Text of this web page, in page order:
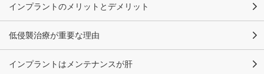
インプラントのメリットとデメリット
低侵襲治療が重要な理由
インプラントはメンテナンスが肝